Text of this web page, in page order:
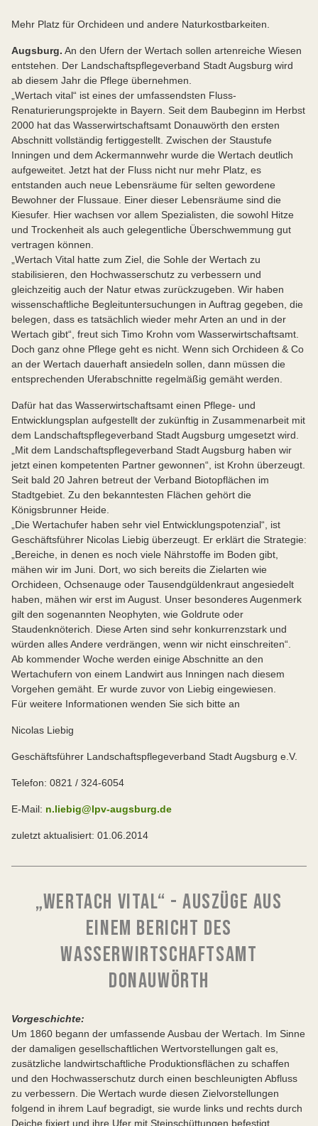
Mehr Platz für Orchideen und andere Naturkostbarkeiten.
Augsburg. An den Ufern der Wertach sollen artenreiche Wiesen
entstehen. Der Landschaftspflegeverband Stadt Augsburg wird
ab diesem Jahr die Pflege übernehmen.
„Wertach vital“ ist eines der umfassendsten Fluss-
Renaturierungsprojekte in Bayern. Seit dem Baubeginn im Herbst
2000 hat das Wasserwirtschaftsamt Donauwörth den ersten
Abschnitt vollständig fertiggestellt. Zwischen der Staustufe
Inningen und dem Ackermannwehr wurde die Wertach deutlich
aufgeweitet. Jetzt hat der Fluss nicht nur mehr Platz, es
entstanden auch neue Lebensräume für selten gewordene
Bewohner der Flussaue. Einer dieser Lebensräume sind die
Kiesufer. Hier wachsen vor allem Spezialisten, die sowohl Hitze
und Trockenheit als auch gelegentliche Überschwemmung gut
vertragen können.
„Wertach Vital hatte zum Ziel, die Sohle der Wertach zu
stabilisieren, den Hochwasserschutz zu verbessern und
gleichzeitig auch der Natur etwas zurückzugeben. Wir haben
wissenschaftliche Begleituntersuchungen in Auftrag gegeben, die
belegen, dass es tatsächlich wieder mehr Arten an und in der
Wertach gibt“, freut sich Timo Krohn vom Wasserwirtschaftsamt.
Doch ganz ohne Pflege geht es nicht. Wenn sich Orchideen & Co
an der Wertach dauerhaft ansiedeln sollen, dann müssen die
entsprechenden Uferabschnitte regelmäßig gemäht werden.
Dafür hat das Wasserwirtschaftsamt einen Pflege- und
Entwicklungsplan aufgestellt der zukünftig in Zusammenarbeit mit
dem Landschaftspflegeverband Stadt Augsburg umgesetzt wird.
„Mit dem Landschaftspflegeverband Stadt Augsburg haben wir
jetzt einen kompetenten Partner gewonnen“, ist Krohn überzeugt.
Seit bald 20 Jahren betreut der Verband Biotopflächen im
Stadtgebiet. Zu den bekanntesten Flächen gehört die
Königsbrunner Heide.
„Die Wertachufer haben sehr viel Entwicklungspotenzial“, ist
Geschäftsführer Nicolas Liebig überzeugt. Er erklärt die Strategie:
„Bereiche, in denen es noch viele Nährstoffe im Boden gibt,
mähen wir im Juni. Dort, wo sich bereits die Zielarten wie
Orchideen, Ochsenauge oder Tausendgüldenkraut angesiedelt
haben, mähen wir erst im August. Unser besonderes Augenmerk
gilt den sogenannten Neophyten, wie Goldrute oder
Staudenknöterich. Diese Arten sind sehr konkurrenzstark und
würden alles Andere verdrängen, wenn wir nicht einschreiten“.
Ab kommender Woche werden einige Abschnitte an den
Wertachufern von einem Landwirt aus Inningen nach diesem
Vorgehen gemäht. Er wurde zuvor von Liebig eingewiesen.
Für weitere Informationen wenden Sie sich bitte an
Nicolas Liebig
Geschäftsführer Landschaftspflegeverband Stadt Augsburg e.V.
Telefon: 0821 / 324-6054
E-Mail: n.liebig@lpv-augsburg.de
zuletzt aktualisiert: 01.06.2014
„WERTACH VITAL“ - AUSZÜGE AUS
EINEM BERICHT DES
WASSERWIRTSCHAFTSAMT
DONAUWÖRTH
Vorgeschichte:
Um 1860 begann der umfassende Ausbau der Wertach. Im Sinne
der damaligen gesellschaftlichen Wertvorstellungen galt es,
zusätzliche landwirtschaftliche Produktionsflächen zu schaffen
und den Hochwasserschutz durch einen beschleunigten Abfluss
zu verbessern. Die Wertach wurde diesen Zielvorstellungen
folgend in ihrem Lauf begradigt, sie wurde links und rechts durch
Deiche fixiert und ihre Ufer mit Steinschüttungen befestigt.